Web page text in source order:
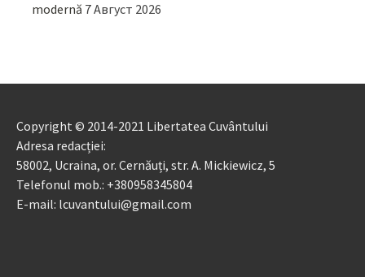
modernă 7 Август 2026
Copyright © 2014-2021 Libertatea Cuvântului
Adresa redacției:
58002, Ucraina, or. Cernăuți, str. A. Mickiewicz, 5
Telefonul mob.: +380958345804
E-mail: lcuvantului@gmail.com